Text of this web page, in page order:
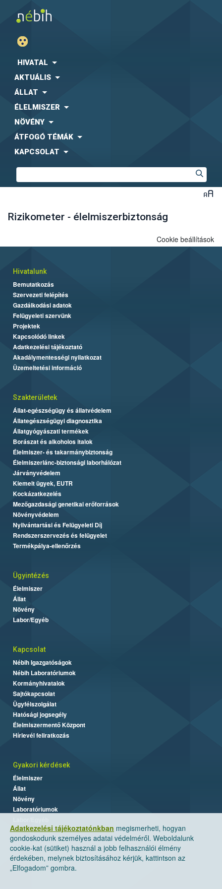
HIVATAL
AKTUÁLIS
ÁLLAT
ÉLELMISZER
NÖVÉNY
ÁTFOGÓ TÉMÁK
KAPCSOLAT
Rizikometer - élelmiszerbiztonság
Adatkezelési tájékoztatónkban megismerheti, hogyan
gondoskodunk személyes adatai védelméről. Weboldalunk
cookie-kat (sütiket) használ a jobb felhasználói élmény
érdekében, melynek biztosításához kérjük, kattintson az
„Elfogadom” gombra.
Cookie beállítások
Hivatalunk
Bemutatkozás
Szervezeti felépítés
Gazdálkodási adatok
Felügyeleti szervünk
Projektek
Kapcsolódó linkek
Adatkezelési tájékoztató
Akadálymentességi nyilatkozat
Üzemeltetési információ
Szakterületek
Állat-egészségügy és állatvédelem
Állategészségügyi diagnosztika
Állatgyógyászati termékek
Borászat és alkoholos italok
Élelmiszer- és takarmánybiztonság
Élelmiszerlánc-biztonsági laborhálózat
Járványvédelem
Kiemelt ügyek, EUTR
Kockázatkezelés
Mezőgazdasági genetikai erőforrások
Növényvédelem
Nyilvántartási és Felügyeleti Díj
Rendszerszervezés és felügyelet
Termékpálya-ellenőrzés
Ügyintézés
Élelmiszer
Állat
Növény
Labor/Egyéb
Kapcsolat
Nébih Igazgatóságok
Nébih Laboratóriumok
Kormányhivatalok
Sajtókapcsolat
Ügyfélszolgálat
Hatósági jogsegély
Élelmiszermentő Központ
Hírlevél feliratkozás
Gyakori kérdések
Élelmiszer
Állat
Növény
Laboratóriumok